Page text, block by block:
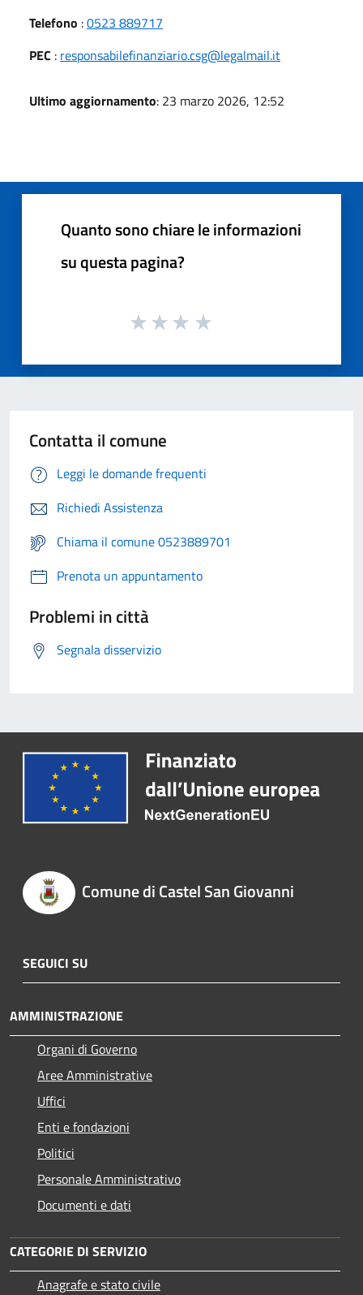
Telefono :0523 889717
PEC : responsabilefinanziario.csg@legalmail.it
Ultimo aggiornamento: 23 marzo 2026, 12:52
Quanto sono chiare le informazioni
su questa pagina?
Contatta il comune
Leggi le domande frequenti
Richiedi Assistenza
Chiama il comune 0523889701
Prenota un appuntamento
Problemi in città
Segnala disservizio
Comune di Castel San Giovanni
SEGUICI SU
AMMINISTRAZIONE
Organi di Governo
Aree Amministrative
Uffici
Enti e fondazioni
Politici
Personale Amministrativo
Documenti e dati
CATEGORIE DI SERVIZIO
Anagrafe e stato civile